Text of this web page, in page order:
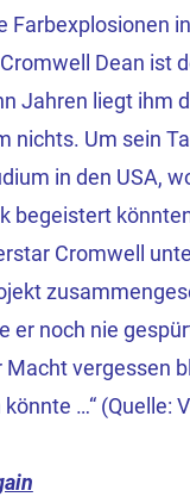
Farbexplosionen
Cromwell Dean ist
Jahren liegt ihm
nichts. Um sein
in den USA,
begeistert
Cromwell
er noch nie
vergessen
…“ (Quelle: